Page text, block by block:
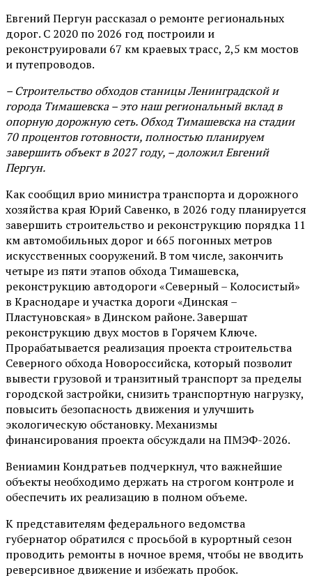
Евгений Пергун рассказал о ремонте региональных
дорог. С 2020 по 2026 год построили и
реконструировали 67 км краевых трасс, 2,5 км мостов
и путепроводов.
– Строительство обходов станицы Ленинградской и
города Тимашевска – это наш региональный вклад в
опорную дорожную сеть. Обход Тимашевска на стадии
70 процентов готовности, полностью планируем
завершить объект в 2027 году, – доложил Евгений
Пергун.
Как сообщил врио министра транспорта и дорожного
хозяйства края Юрий Савенко, в 2026 году планируется
завершить строительство и реконструкцию порядка 11
км автомобильных дорог и 665 погонных метров
искусственных сооружений. В том числе, закончить
четыре из пяти этапов обхода Тимашевска,
реконструкцию автодороги «Северный – Колосистый»
в Краснодаре и участка дороги «Динская –
Пластуновская» в Динском районе. Завершат
реконструкцию двух мостов в Горячем Ключе.
Прорабатывается реализация проекта строительства
Северного обхода Новороссийска, который позволит
вывести грузовой и транзитный транспорт за пределы
городской застройки, снизить транспортную нагрузку,
повысить безопасность движения и улучшить
экологическую обстановку. Механизмы
финансирования проекта обсуждали на ПМЭФ-2026.
Вениамин Кондратьев подчеркнул, что важнейшие
объекты необходимо держать на строгом контроле и
обеспечить их реализацию в полном объеме.
К представителям федерального ведомства
губернатор обратился с просьбой в курортный сезон
проводить ремонты в ночное время, чтобы не вводить
реверсивное движение и избежать пробок.